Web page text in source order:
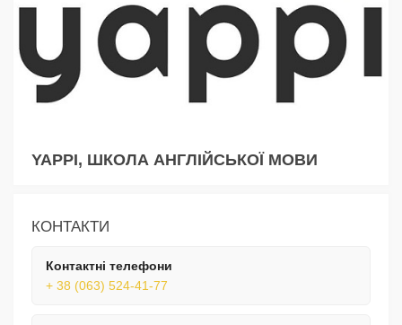
YAPPI, ШКОЛА АНГЛІЙСЬКОЇ МОВИ
КОНТАКТИ
Контактні телефони
+ 38 (063) 524-41-77